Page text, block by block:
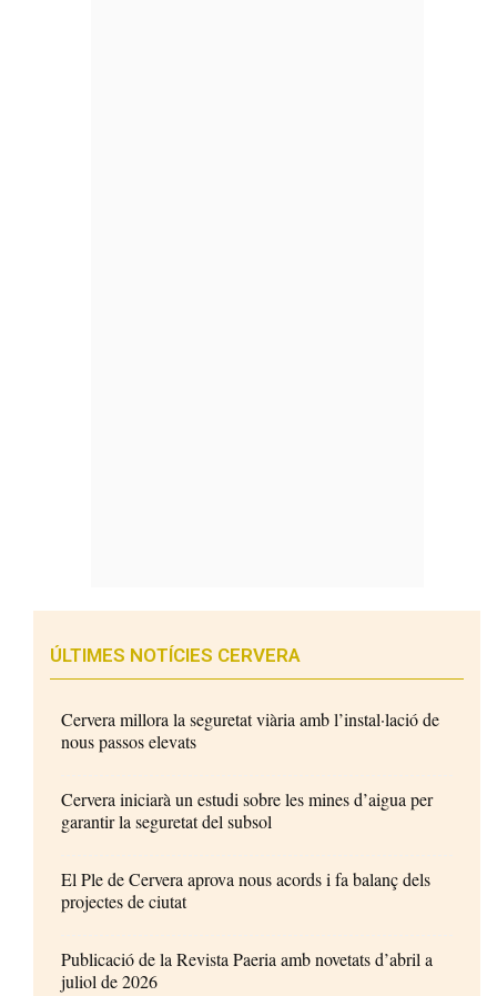
ÚLTIMES NOTÍCIES CERVERA
Cervera millora la seguretat viària amb l’instal·lació de
nous passos elevats
Cervera iniciarà un estudi sobre les mines d’aigua per
garantir la seguretat del subsol
El Ple de Cervera aprova nous acords i fa balanç dels
projectes de ciutat
Publicació de la Revista Paeria amb novetats d’abril a
juliol de 2026